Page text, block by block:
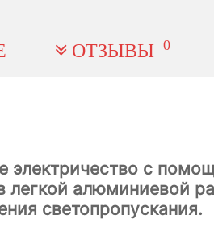
ОТЗЫВЫ 0
электричество с
алюминиевой
светопропускания.